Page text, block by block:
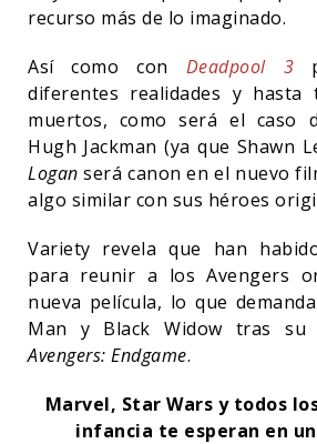
recurso más de lo imaginado.
Así como con Deadpool 3
diferentes realidades y hasta
muertos, como será el caso
Hugh Jackman (ya que Shawn
Loganserá canon en el nuevo
algo similar con sus héroes
Variety revela que han
para reunir a los Avengers
nueva película, lo que
Man y Black Widow tras su
Avengers: Endgame.
Marvel, Star Wars y todos
infancia te esperan en